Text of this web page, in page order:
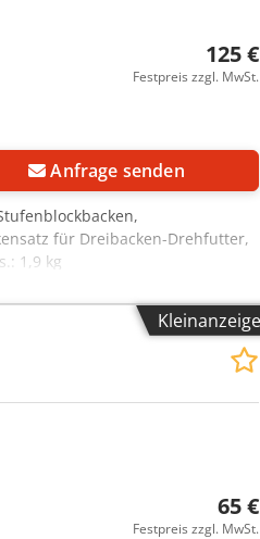
125 €
Festpreis zzgl. MwSt.
Anfrage senden
für Dreibacken-Drehfutter,
1,9 kg
Kleinanzeige
65 €
Festpreis zzgl. MwSt.